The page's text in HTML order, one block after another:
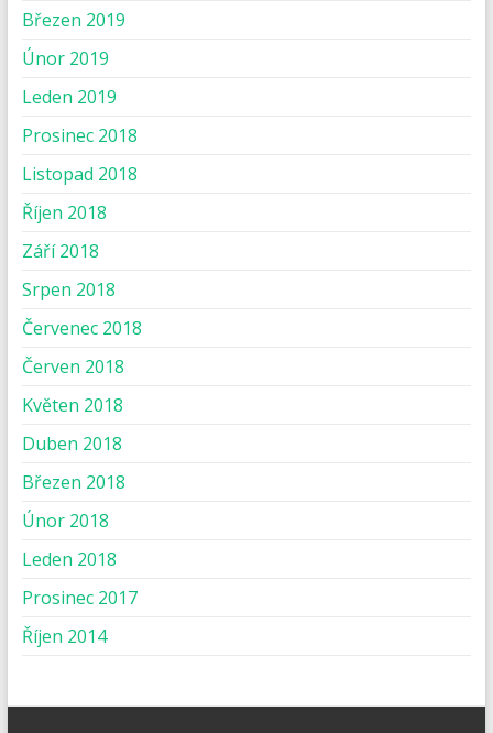
Březen 2019
Únor 2019
Leden 2019
Prosinec 2018
Listopad 2018
Říjen 2018
Září 2018
Srpen 2018
Červenec 2018
Červen 2018
Květen 2018
Duben 2018
Březen 2018
Únor 2018
Leden 2018
Prosinec 2017
Říjen 2014